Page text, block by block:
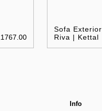
Sofa Exterior
Riva | Kettal
Info